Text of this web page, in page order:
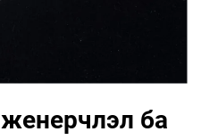
ба